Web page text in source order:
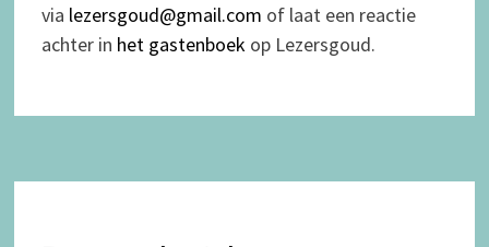
via lezersgoud@gmail.com of laat een reactie
achter in het gastenboekop Lezersgoud.